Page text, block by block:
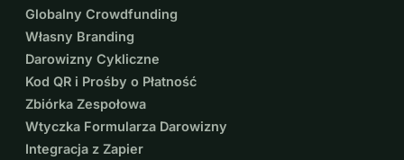
Globalny Crowdfunding
Własny Branding
Darowizny Cykliczne
Kod QR i Prośby o Płatność
Zbiórka Zespołowa
Wtyczka Formularza Darowizny
Integracja z Zapier